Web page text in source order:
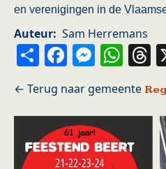
en verenigingen in de
Auteur Sam Herremans
Share